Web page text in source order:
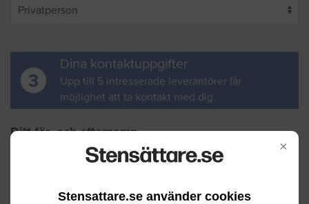
×
Stensattare.se använder cookies
3
Dina kontaktuppgifter
Upp till 5 intresserade leverantörer får
möjlighet att ta kontakt med dig.
Ditt för- och efternamn
Din e-postadress